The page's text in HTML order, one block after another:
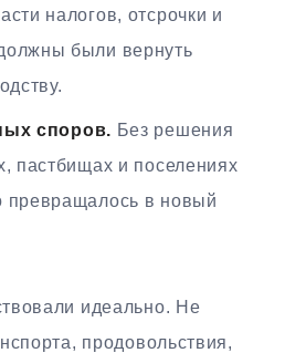
налогов, отсрочки и
были вернуть
споров. Без решения
пастбищах и поселениях
превращалось в новый
идеально. Не
продовольствия,